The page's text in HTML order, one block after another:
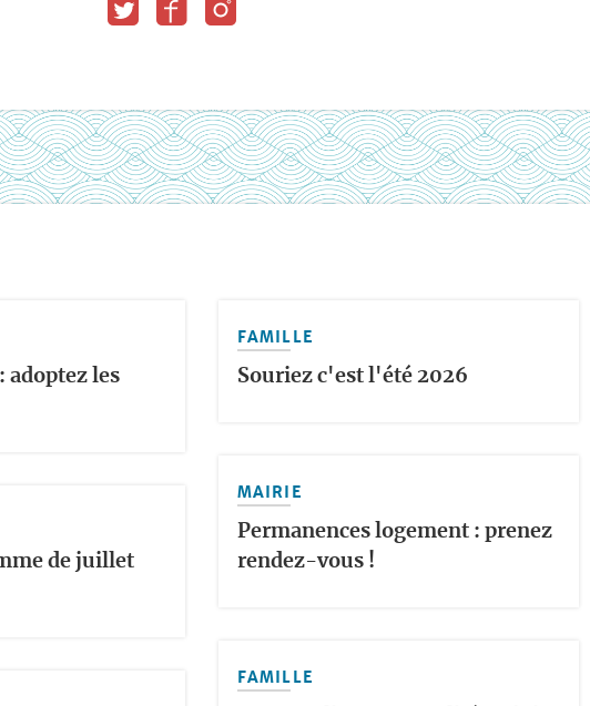
adoptez les
de juillet
FAMILLE
Souriez c'est l'été 2026
MAIRIE
Permanences logement : prenez
rendez-vous !
FAMILLE